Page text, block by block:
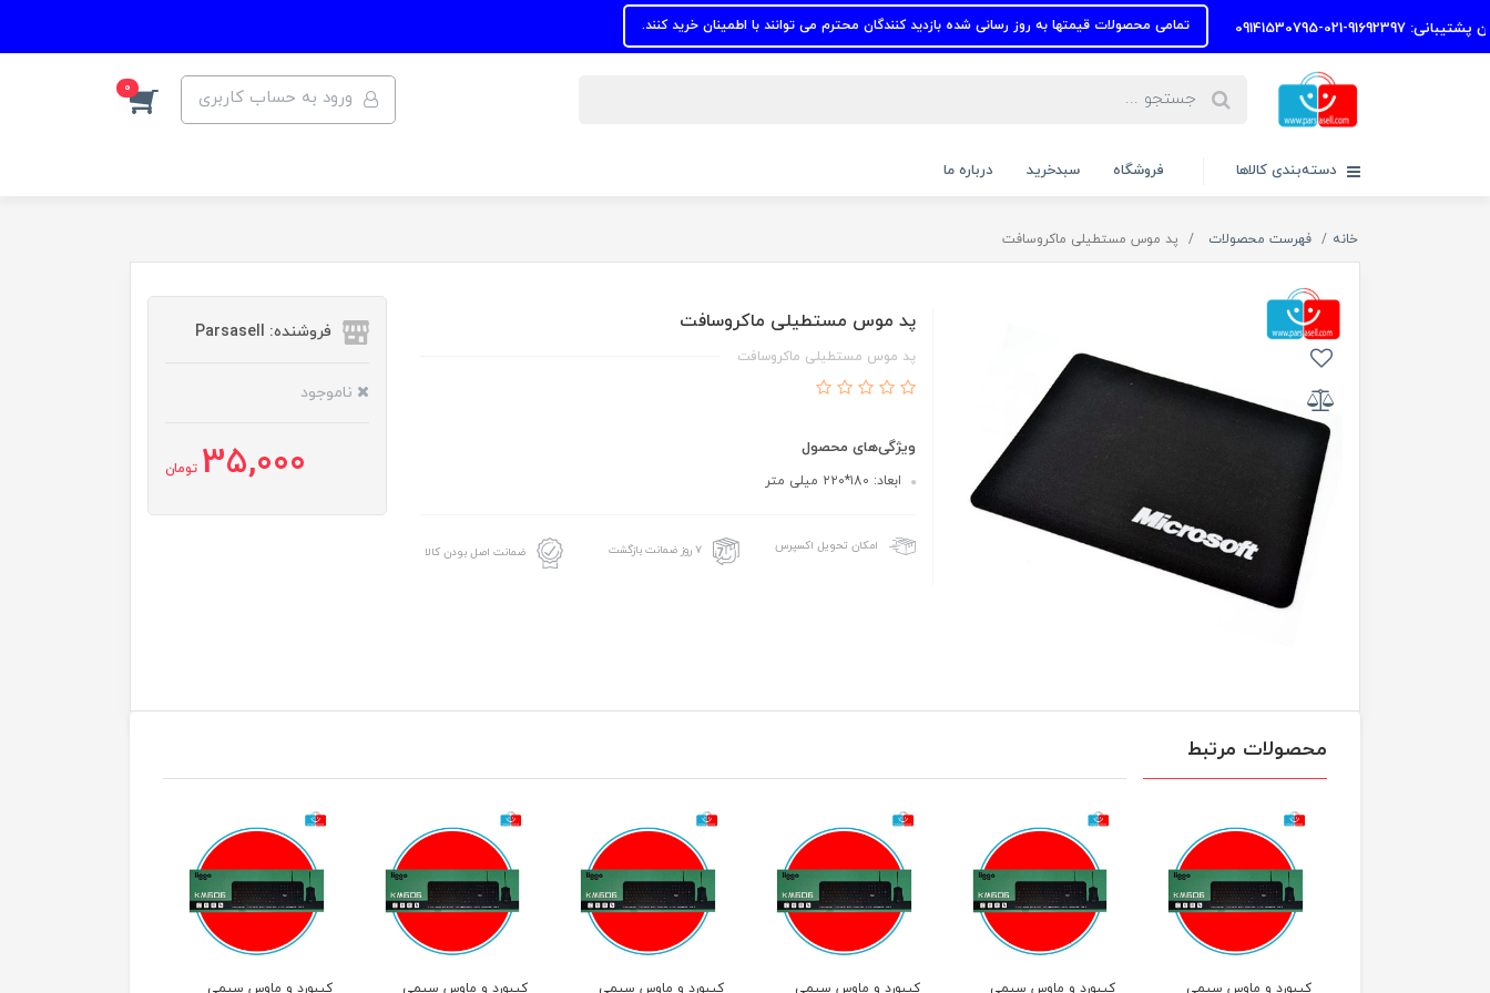
09141530795 تمامی محصولات قیمتها به روز رسانی شده بازدید کنندگان محترم می توانند با اطمینان خرید کنند.
ورود به حساب کاربری 0
دسته‌بندی کالاها فروشگاه سبدخرید درباره ما
خانه فهرست محصولات پد موس مستطیلی ماکروسافت
پد موس مستطیلی ماکروسافت
پد موس مستطیلی ماکروسافت
ویژگی‌های محصول
ابعاد: ۱80*۲۲۰ میلی متر
امکان تحویل اکسپرس ۷ روز ضمانت بازگشت ضمانت اصل بودن کالا
فروشنده: Parsasell
ناموجود
35,000 تومان
محصولات مرتبط
کیبورد و ماوس سیمی
کیبورد و ماوس سیمی
کیبورد و ماوس سیمی
کیبورد و ماوس سیمی
کیبورد و ماوس سیمی
کیبورد و ماوس سیمی